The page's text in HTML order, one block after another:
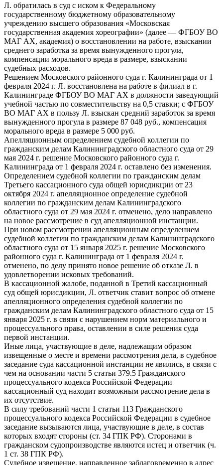
Л. обратилась в суд с иском к Федеральному
государственному бюджетному образовательному
учреждению высшего образования «Московская
государственная академия хореографии» (далее — ФГБОУ ВО
МАГ АХ, академия) о восстановлении на работе, взыскании
среднего заработка за время вынужденного прогула,
компенсации морального вреда в размере, взыскании
судебных расходов.
Решением Московского районного суда г. Калининграда от 1
февраля 2024 г. Л. восстановлена на работе в филиал в г.
Калининграде ФГБОУ ВО МАГ АХ в должности заведующий
учебной частью по совместительству на 0,5 ставки; с ФГБОУ
ВО МАГ АХ в пользу Л. взыскан средний заработок за время
вынужденного прогула в размере 87 048 руб., компенсация
морального вреда в размере 5 000 руб.
Апелляционным определением судебной коллегии по
гражданским делам Калининградского областного суда от 29
мая 2024 г. решение Московского районного суда г.
Калининграда от 1 февраля 2024 г. оставлено без изменения.
Определением судебной коллегии по гражданским делам
Третьего кассационного суда общей юрисдикции от 23
октября 2024 г. апелляционное определение судебной
коллегии по гражданским делам Калининградского
областного суда от 29 мая 2024 г. отменено, дело направлено
на новое рассмотрение в суд апелляционной инстанции.
При новом рассмотрении апелляционным определением
судебной коллегии по гражданским делам Калининградского
областного суда от 15 января 2025 г. решение Московского
районного суда г. Калининграда от 1 февраля 2024 г.
отменено, по делу принято новое решение об отказе Л. в
удовлетворении исковых требований.
В кассационной жалобе, поданной в Третий кассационный
суд общей юрисдикции, Л. ответчик ставит вопрос об отмене
апелляционного определения судебной коллегии по
гражданским делам Калининградского областного суда от 15
января 2025 г. в связи с нарушением норм материального и
процессуального права, оставлении в силе решения суда
первой инстанции.
Иные лица, участвующие в деле, надлежащим образом
извещенные о месте и времени рассмотрения дела, в судебное
заседание суда кассационной инстанции не явились, в связи с
чем на основании части 5 статьи 379.5 Гражданского
процессуального кодекса Российской Федерации
кассационный суд находит возможным рассмотрение дела в
их отсутствие.
В силу требований части 1 статьи 113 Гражданского
процессуального кодекса Российской Федерации в судебное
заседание вызываются лица, участвующие в деле, в состав
которых входят стороны (ст. 34 ГПК РФ). Сторонами в
гражданском судопроизводстве являются истец и ответчик (ч.
1 ст. 38 ГПК РФ).
Судебное извещение, направленное заблаговременно в адрес